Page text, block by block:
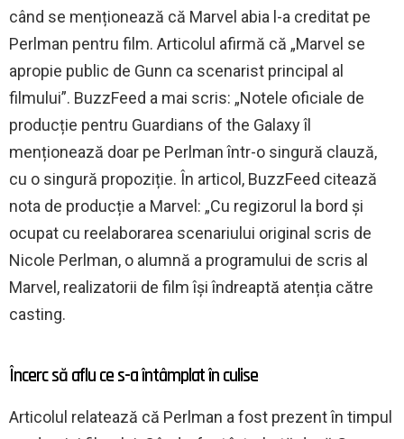
când se menționează că Marvel abia l-a creditat pe
Perlman pentru film. Articolul afirmă că „Marvel se
apropie public de Gunn ca scenarist principal al
filmului”. BuzzFeed a mai scris: „Notele oficiale de
producție pentru Guardians of the Galaxy îl
menționează doar pe Perlman într-o singură clauză,
cu o singură propoziție. În articol, BuzzFeed citează
nota de producție a Marvel: „Cu regizorul la bord și
ocupat cu reelaborarea scenariului original scris de
Nicole Perlman, o alumnă a programului de scris al
Marvel, realizatorii de film își îndreaptă atenția către
casting.
Încerc să aflu ce s-a întâmplat în culise
Articolul relatează că Perlman a fost prezent în timpul